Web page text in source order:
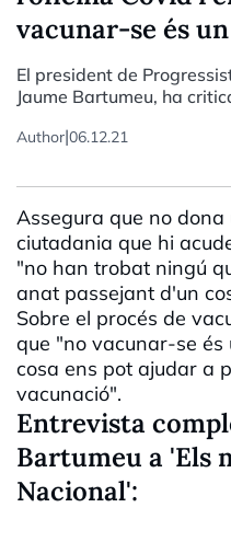
vacunar-se és
El president de
Jaume Bartumeu, ha
Author|06.12.21
Assegura que no
ciutadania que hi
"no han trobat ningú
anat passejant d'un
Sobre el procés de
que "no vacunar-se
cosa ens pot ajudar a
vacunació".
Entrevista
Bartumeu a 'Els
Nacional':